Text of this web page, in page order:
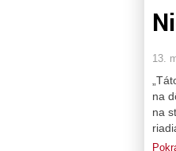
13.
na
na